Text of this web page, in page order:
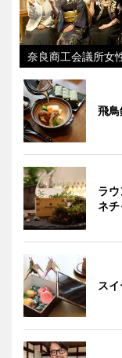
奈良商工会議所女
飛鳥
ラ
ネチ
ス